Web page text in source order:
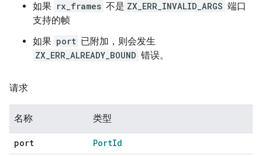
如果 rx_frames 不是 ZX_ERR_INVALID_ARGS 端口
支持的帧
如果 port 已附加，则会发生
ZX_ERR_ALREADY_BOUND 错误。
请求
名称 类型
port PortId